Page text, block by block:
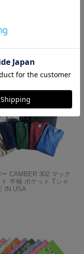
ト #501
CAMBER 302 マック
半袖 ポケット Tシャ
IN USA